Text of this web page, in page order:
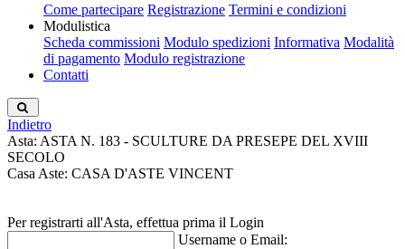
Come partecipare Registrazione Termini e condizioni
Modulistica
Scheda commissioni Modulo spedizioni Informativa Modalità
di pagamento Modulo registrazione
Contatti
Indietro
Asta: ASTA N. 183 - SCULTURE DA PRESEPE DEL XVIII
SECOLO
Casa Aste: CASA D'ASTE VINCENT
Per registrarti all'Asta, effettua prima il Login
Username o Email: